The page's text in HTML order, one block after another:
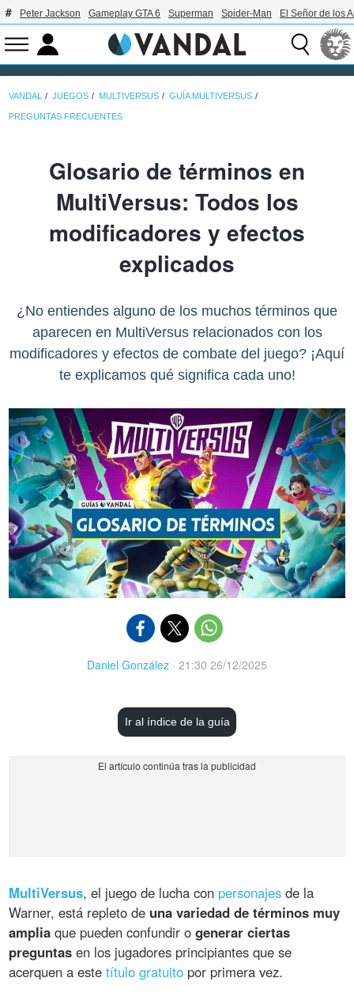
Peter Jackson Gameplay GTA 6 Superman Spider-Man El Señor de los
VANDAL JUEGOS MULTIVERSUS GUÍA MULTIVERSUS
PREGUNTAS FRECUENTES
Glosario de términos en
MultiVersus: Todos los
modificadores y efectos
explicados
¿No entiendes alguno de los muchos términos que
aparecen en MultiVersus relacionados con los
modificadores y efectos de combate del juego? ¡Aquí
te explicamos qué significa cada uno!
Daniel González · 21:30 26/12/2025
Ir al índice de la guía
MultiVersus, el juego de lucha con personajes de la
Warner, está repleto de una variedad de términos muy
amplia que pueden confundir ogenerar ciertas
preguntas en los jugadores principiantes que se
acerquen a estetítulo gratuito por primera vez.